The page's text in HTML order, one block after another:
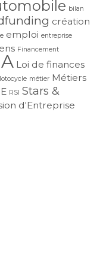
bilan
création
emploi entreprise
Financement
Loi de finances
métier Métiers
RSI Stars &
d'Entreprise